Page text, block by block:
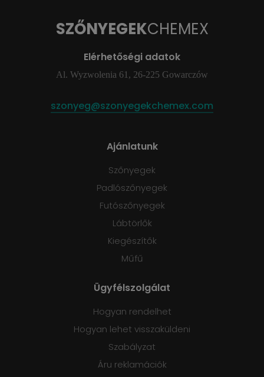
SZŐNYEGEKCHEMEX
Elérhetőségi adatok
Al. Wyzwolenia 61, 26-225 Gowarczów
szonyeg@szonyegekchemex.com
Ajánlatunk
Szőnyegek
Padlószőnyegek
Futószőnyegek
Lábtörlők
Kiegészítők
Műfű
Ügyfélszolgálat
Hogyan rendelhet
Hogyan lehet visszaküldeni
Szabályzat
Áru reklamációk